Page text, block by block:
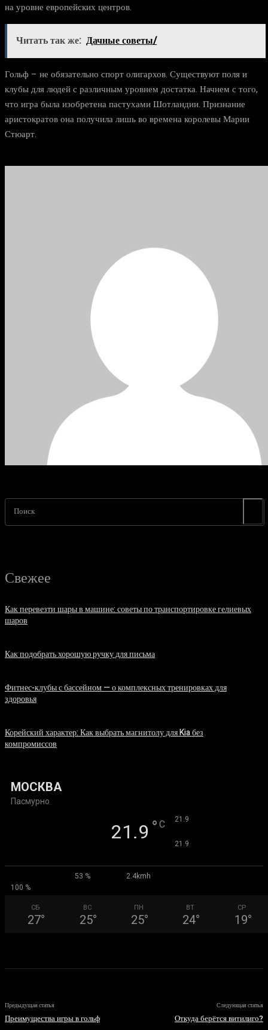
на уровне европейских центров.
Читать так же: Дачные советы/
Гольф – не обязательно спорт олигархов. Существуют поля и
клубы для людей с различным уровнем достатка. Начнем с того,
что игра была изобретена пастухами Шотландии. Признание
аристократов она получила лишь во времена королевы Марии
Стюарт.
Поиск
Свежее
Как перевезти шары в машине: советы по транспортировке гелиевых
шаров
Как подобрать хорошую ручку для письма
Фитнес-клубы с бассейном — о комплексных тренировках для
здоровья
Корейский характер: Как выбрать магнитолу для Kia без
компромиссов
МОСКВА
Пасмурно
21.9 ° C 21.9
21.9
53 %
2.4kmh
100 %
СБ
27°
ВС
25°
ПН
25°
ВТ
24°
СР
19°
Предыдущая статья
Преимущества игры в гольф
Следующая статья
Откуда берётся витилиго?